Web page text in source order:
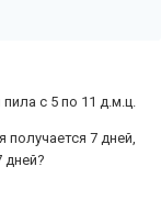
с 5 по 11 д.м.ц.
получается 7 дней,
дней?